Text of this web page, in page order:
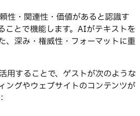
性・関連性・価値があると認識す
ことで機能します。AIがテキストを
、深み・権威性・フォーマットに重
用することで、ゲストが次のような
ングやウェブサイトのコンテンツが